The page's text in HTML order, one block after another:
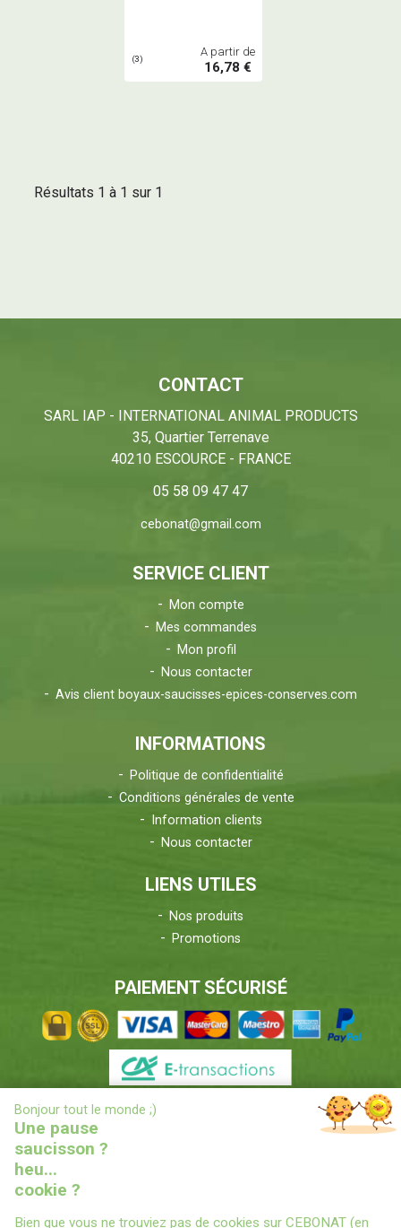
(3)
A partir de
16,78 €
Résultats 1 à 1 sur 1
CONTACT
SARL IAP - INTERNATIONAL ANIMAL PRODUCTS
35, Quartier Terrenave
40210 ESCOURCE - FRANCE
05 58 09 47 47
cebonat@gmail.com
SERVICE CLIENT
Mon compte
Mes commandes
Mon profil
Nous contacter
Avis client boyaux-saucisses-epices-conserves.com
INFORMATIONS
Politique de confidentialité
Conditions générales de vente
Information clients
Nous contacter
LIENS UTILES
Nos produits
Promotions
PAIEMENT SÉCURISÉ
INFORMATIONS LIVRAISONS
X
Bonjour tout le monde ;)
Une pause
saucisson ?
heu...
cookie ?
Bien que vous ne trouviez pas de cookies sur CEBONAT (en